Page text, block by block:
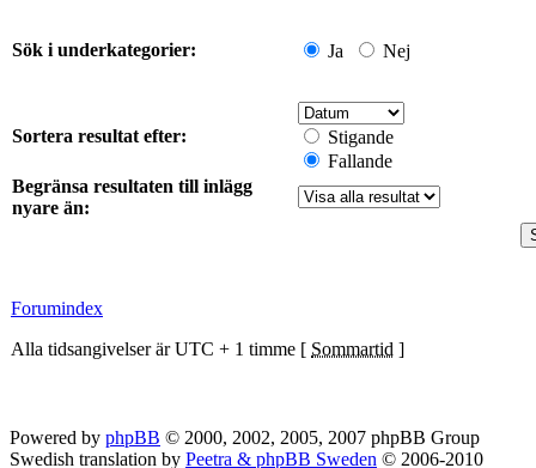
Sök i underkategorier: Ja Nej
Sortera resultat efter:
Stigande
Fallande
Begränsa resultaten till inlägg
nyare än:
Forumindex
Alla tidsangivelser är UTC + 1 timme [ Sommartid ]
Powered by phpBB © 2000, 2002, 2005, 2007 phpBB Group
Swedish translation by Peetra & phpBB Sweden © 2006-2010